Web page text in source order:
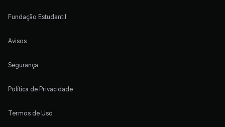
Fundação Estudantil
Avisos
Segurança
Política de Privacidade
Termos de Uso